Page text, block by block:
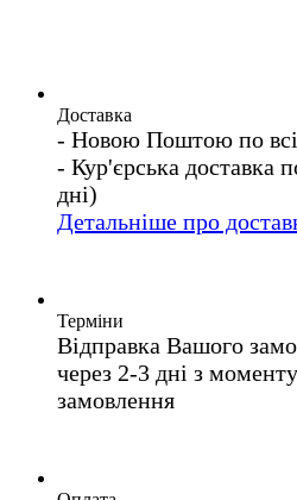
Доставка
- Новою Поштою по
- Кур'єрська доставка
дні)
Детальніше про
Терміни
Відправка Вашого
через 2-3 дні з
замовлення